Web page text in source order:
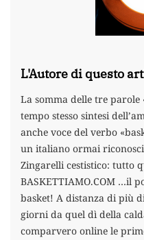
L'Autore di questo
La somma delle tre parole
tempo stesso sintesi
anche voce del verbo
un italiano ormai
Zingarelli cestistico: tutto
BASKETTIAMO.COM …il
basket! A distanza di più
giorni da quel dì della
comparvero online le